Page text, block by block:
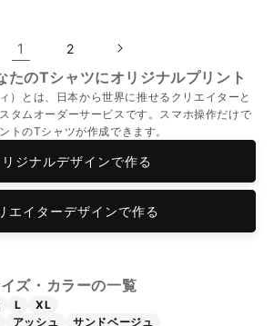
1 2
のTシャツにオリジナルプリント
）とは、日本から世界に推せるクリエイターと
タムオーダーサービスです。スマホ操作だけで
トのTシャツが作成できます。
ジナルデザインで作る
エイターデザインで作る
ズ・カラーの一覧
L
XL
アッシュ
サンドベージュ